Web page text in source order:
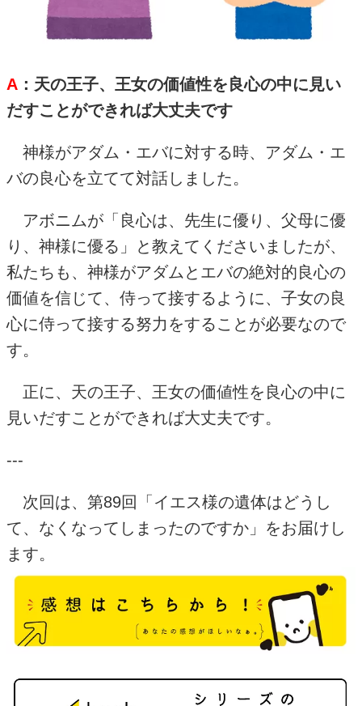
A ：天の王子、王女の価値性を良心の中に見い
だすことができれば大丈夫です
神様がアダム・エバに対する時、アダム・エ
バの良心を立てて対話しました。
アボニムが「良心は、先生に優り、父母に優
り、神様に優る」と教えてくださいましたが、
私たちも、神様がアダムとエバの絶対的良心の
価値を信じて、侍って接するように、子女の良
心に侍って接する努力をすることが必要なので
す。
正に、天の王子、王女の価値性を良心の中に
見いだすことができれば大丈夫です。
---
次回は、第89回「イエス様の遺体はどうし
て、なくなってしまったのですか」をお届けし
ます。